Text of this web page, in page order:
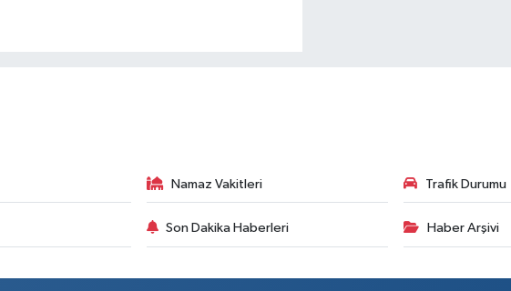
Namaz Vakitleri Trafik Durumu
Son Dakika Haberleri Haber Arşivi